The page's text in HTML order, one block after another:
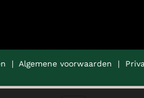
| Algemene voorwaarden |